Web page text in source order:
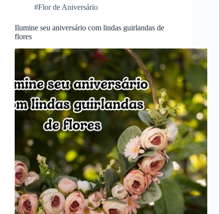
#Flor de Aniversário
Ilumine seu aniversário com lindas guirlandas de
flores